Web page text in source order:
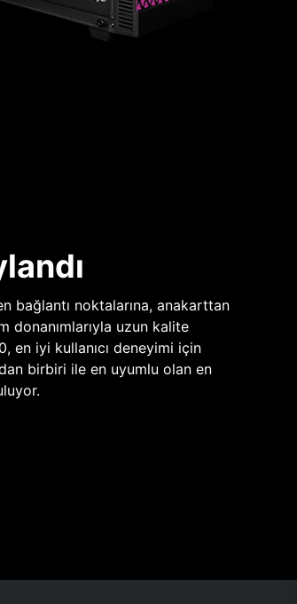
bağlantı noktalarına, anakarttan
donanımlarıyla uzun kalite
en iyi kullanıcı deneyimi için
birbiri ile en uyumlu olan en